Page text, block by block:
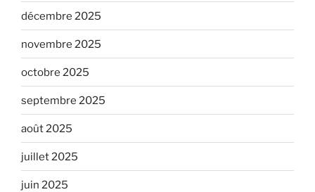
décembre 2025
novembre 2025
octobre 2025
septembre 2025
août 2025
juillet 2025
juin 2025